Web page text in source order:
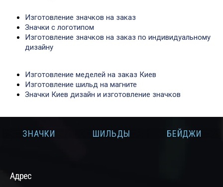
Изготовление значков на заказ
Значки с логотипом
Изготовление значков на заказ по индивидуальному
дизайну
Изготовление меделей на заказ Киев
Изготовление шильд на магните
Значки Киев дизайн и изготовление значков
ЗНАЧКИ
ШИЛЬДЫ БЕЙДЖИ
Адрес